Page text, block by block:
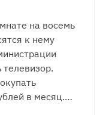
на восемь
к нему
телевизор.
в месяц.